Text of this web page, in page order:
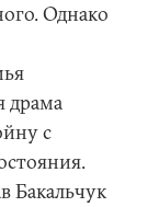
Однако
драма
с
Бакальчук